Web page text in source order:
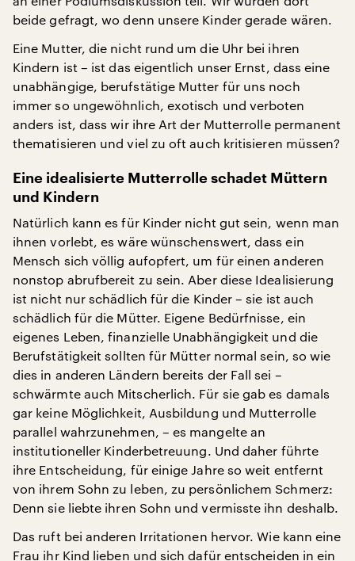
beide gefragt, wo denn unsere Kinder gerade wären.
Eine Mutter, die nicht rund um die Uhr bei ihren
Kindern ist – ist das eigentlich unser Ernst, dass eine
unabhängige, berufstätige Mutter für uns noch
immer so ungewöhnlich, exotisch und verboten
anders ist, dass wir ihre Art der Mutterrolle permanent
thematisieren und viel zu oft auch kritisieren müssen?
Eine idealisierte Mutterrolle schadet Müttern
und Kindern
Natürlich kann es für Kinder nicht gut sein, wenn man
ihnen vorlebt, es wäre wünschenswert, dass ein
Mensch sich völlig aufopfert, um für einen anderen
nonstop abrufbereit zu sein. Aber diese Idealisierung
ist nicht nur schädlich für die Kinder – sie ist auch
schädlich für die Mütter. Eigene Bedürfnisse, ein
eigenes Leben, finanzielle Unabhängigkeit und die
Berufstätigkeit sollten für Mütter normal sein, so wie
dies in anderen Ländern bereits der Fall sei –
schwärmte auch Mitscherlich. Für sie gab es damals
gar keine Möglichkeit, Ausbildung und Mutterrolle
parallel wahrzunehmen, – es mangelte an
institutioneller Kinderbetreuung. Und daher führte
ihre Entscheidung, für einige Jahre so weit entfernt
von ihrem Sohn zu leben, zu persönlichem Schmerz:
Denn sie liebte ihren Sohn und vermisste ihn deshalb.
Das ruft bei anderen Irritationen hervor. Wie kann eine
Frau ihr Kind lieben und sich dafür entscheiden in ein